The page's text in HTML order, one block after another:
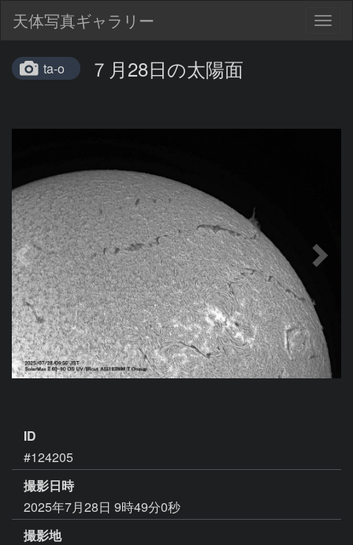
天体写真ギャラリー
ta-o ７月28日の太陽面
ID
#124205
撮影日時
2025年7月28日 9時49分0秒
撮影地